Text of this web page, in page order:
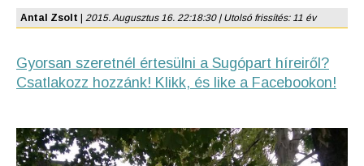
Antal Zsolt 2015. Augusztus 16. 22:18:30 | Utolsó frissítés: 11 év
Gyorsan szeretnél értesülni a Sugópart híreiről?
Csatlakozz hozzánk! Klikk, és like a Facebookon!